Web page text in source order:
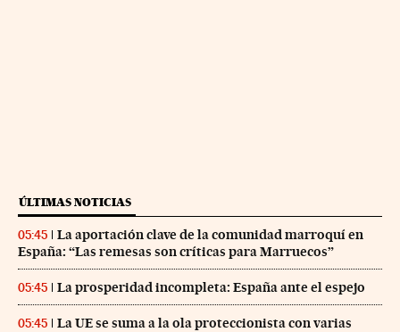
ÚLTIMAS NOTICIAS
05:45
La aportación clave de la comunidad marroquí en
España: “Las remesas son críticas para Marruecos”
05:45 La prosperidad incompleta: España ante el espejo
05:45
La UE se suma a la ola proteccionista con varias